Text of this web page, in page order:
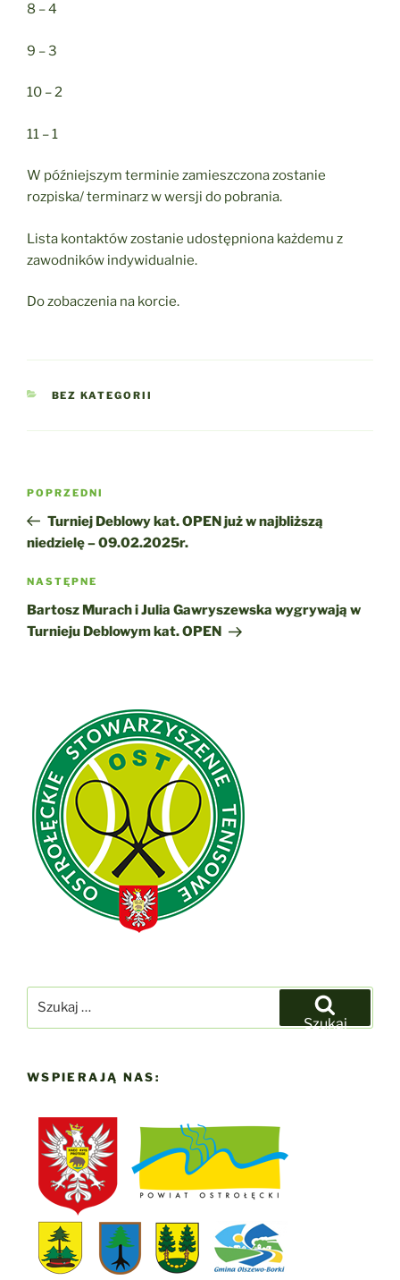
8 – 4
9 – 3
10 – 2
11 – 1
W późniejszym terminie zamieszczona zostanie
rozpiska/ terminarz w wersji do pobrania.
Lista kontaktów zostanie udostępniona każdemu z
zawodników indywidualnie.
Do zobaczenia na korcie.
KATEGORIE
BEZ KATEGORII
Poprzedni
wpis
POPRZEDNI
Turniej Deblowy kat. OPEN już w najbliższą
niedzielę – 09.02.2025r.
Następny
wpis
NASTĘPNE
Bartosz Murach i Julia Gawryszewska wygrywają w
Turnieju Deblowym kat. OPEN
Szukaj
WSPIERAJĄ NAS: